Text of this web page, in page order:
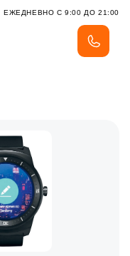
ЕЖЕДНЕВНО С 9:00 ДО 21:00